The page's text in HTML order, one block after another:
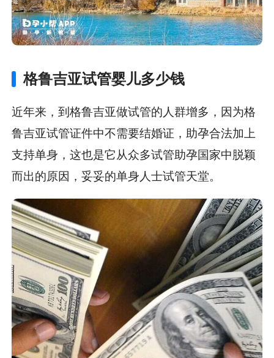
格鲁吉亚试管婴儿多少钱
近年来，到格鲁吉亚做试管的人群增多，因为格
鲁吉亚试管证件中不需要结婚证，助孕合法加上
支持单身，这也是它从众多试管助孕国家中脱颖
而出的原因，妥妥的单身人士试管天堂。